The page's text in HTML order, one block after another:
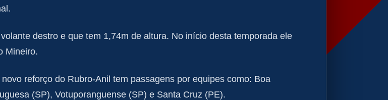
destro e que tem 1,74m de altura. No início desta temporada ele
Mineiro.
reforço do Rubro-Anil tem passagens por equipes como: Boa
(SP), Votuporanguense (SP) e Santa Cruz (PE).